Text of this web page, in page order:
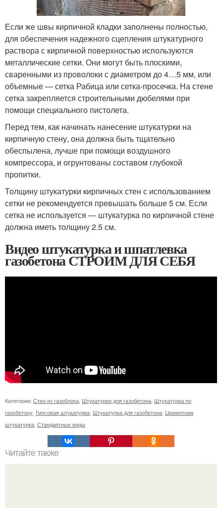
Если же швы кирпичной кладки заполнены полностью,
для обеспечения надежного сцепления штукатурного
раствора с кирпичной поверхностью используются
металлические сетки. Они могут быть плоскими,
сваренными из проволоки с диаметром до 4…5 мм, или
объемные — сетка Рабица или сетка-просечка. На стене
сетка закрепляется строительными дюбелями при
помощи специального пистолета.
Перед тем, как начинать нанесение штукатурки на
кирпичную стену, она должна быть тщательно
обеспылена, лучше при помощи воздушного
компрессора, и огрунтованы составом глубокой
пропитки.
Толщину штукатурки кирпичных стен с использованием
сетки не рекомендуется превышать больше 5 см. Если
сетка не используется — штукатурка по кирпичной стене
должна иметь толщину 2.5 см.
Видео штукатурка и шпатлевка
газобетона СТРОИМ ДЛЯ СЕБЯ
Категории: Стен из газоблока Штукатурки для газобетона Штукатурка по
газобетону Гипсовая штукатурка Штукатурка для газобетона Цементная
штукатурка Стандартные виды
Читайте также